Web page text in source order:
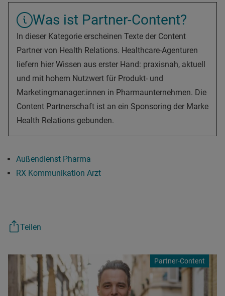
Was ist Partner-Content?
In dieser Kategorie erscheinen Texte der Content
Partner von Health Relations. Healthcare-Agenturen
liefern hier Wissen aus erster Hand: praxisnah, aktuell
und mit hohem Nutzwert für Produkt- und
Marketingmanager:innen in Pharmaunternehmen. Die
Content Partnerschaft ist an ein Sponsoring der Marke
Health Relations gebunden.
Außendienst Pharma
RX Kommunikation Arzt
Teilen
Partner-Content